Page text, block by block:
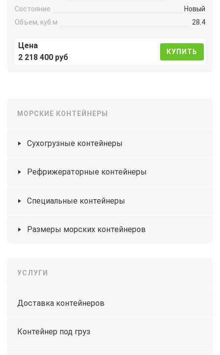
Состояние
Новый
Объем, куб.м
28.4
Цена
2 218 400 руб
КУПИТЬ
МОРСКИЕ КОНТЕЙНЕРЫ
Сухогрузные контейнеры
Рефрижераторные контейнеры
Специальные контейнеры
Размеры морских контейнеров
УСЛУГИ
Доставка контейнеров
Контейнер под груз